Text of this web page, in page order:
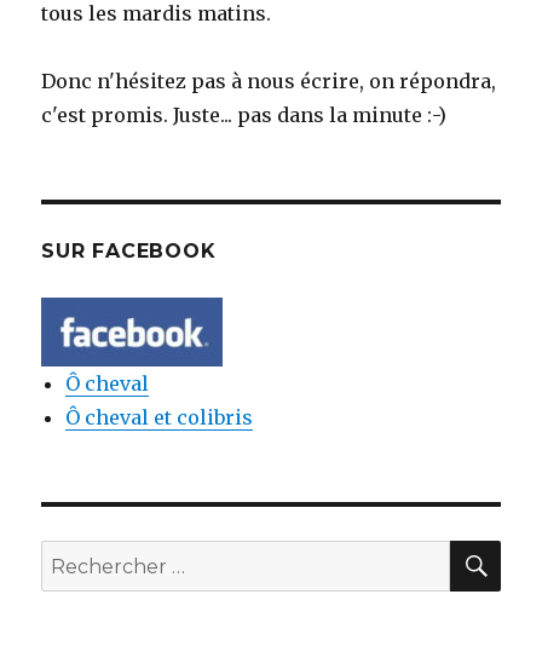
tous les mardis matins.
Donc n'hésitez pas à nous écrire, on répondra,
c'est promis. Juste... pas dans la minute :-)
SUR FACEBOOK
Ô cheval
Ô cheval et colibris
Rechercher: